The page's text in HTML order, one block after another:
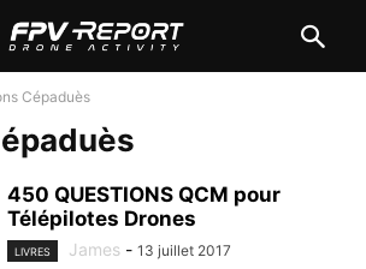
Cépaduès
450 QUESTIONS QCM pour
Télépilotes Drones
LIVRES James - 13 juillet 2017